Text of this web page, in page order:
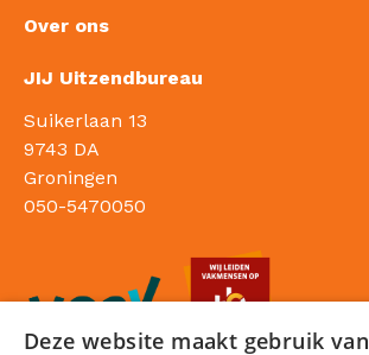
Over ons
JIJ Uitzendbureau
Suikerlaan 13
9743 DA
Groningen
050-5470050
Deze website maakt gebruik van